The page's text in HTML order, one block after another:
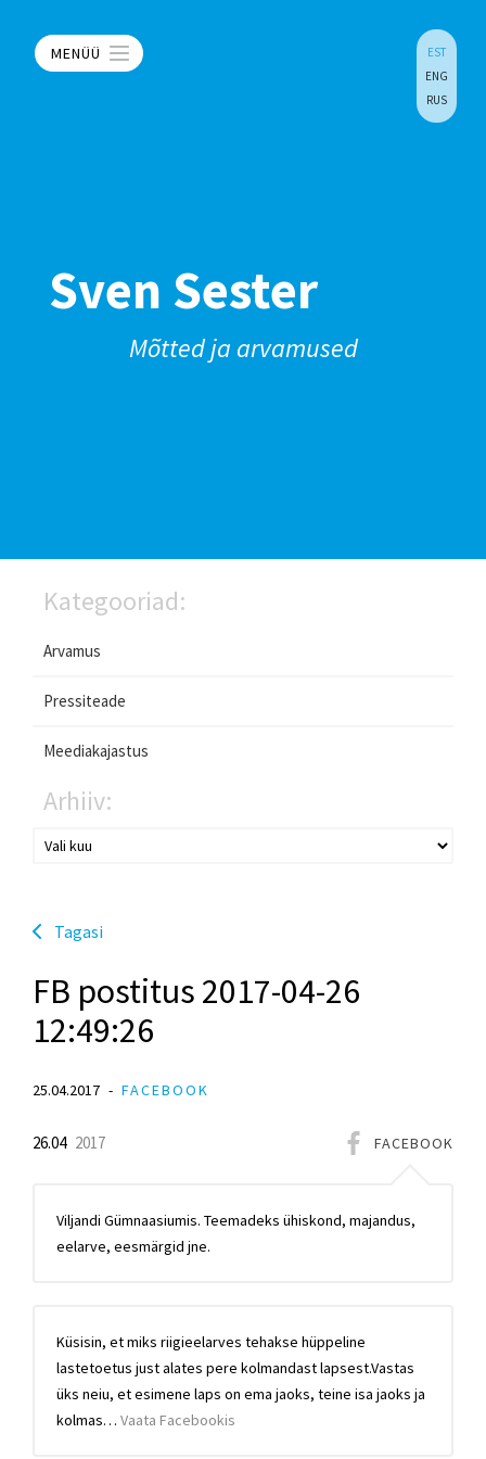
MENÜÜ
EST
ENG
RUS
Sven Sester
Mõtted ja arvamused
Kategooriad:
Arvamus
Pressiteade
Meediakajastus
Arhiiv:
Tagasi
FB postitus 2017-04-26
12:49:26
25.04.2017 FACEBOOK
FACEBOOK
26.04 2017
Viljandi Gümnaasiumis. Teemadeks ühiskond, majandus,
eelarve, eesmärgid jne.
Küsisin, et miks riigieelarves tehakse hüppeline
lastetoetus just alates pere kolmandast lapsest.Vastas
üks neiu, et esimene laps on ema jaoks, teine isa jaoks ja
kolmas… Vaata Facebookis